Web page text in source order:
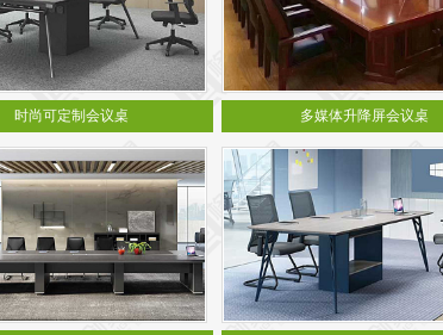
时尚可定制会议桌 多媒体升降屏会议桌